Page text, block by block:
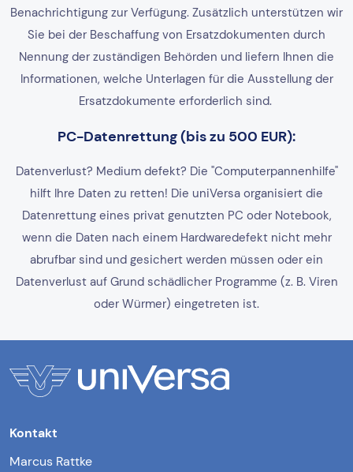
Benachrichtigung zur Verfügung. Zusätzlich unterstützen wir
Sie bei der Beschaffung von Ersatzdokumenten durch
Nennung der zuständigen Behörden und liefern Ihnen die
Informationen, welche Unterlagen für die Ausstellung der
Ersatzdokumente erforderlich sind.
PC-Datenrettung (bis zu 500 EUR):
Datenverlust? Medium defekt? Die "Computerpannenhilfe"
hilft Ihre Daten zu retten! Die uniVersa organisiert die
Datenrettung eines privat genutzten PC oder Notebook,
wenn die Daten nach einem Hardwaredefekt nicht mehr
abrufbar sind und gesichert werden müssen oder ein
Datenverlust auf Grund schädlicher Programme (z. B. Viren
oder Würmer) eingetreten ist.
Kontakt
Marcus Rattke